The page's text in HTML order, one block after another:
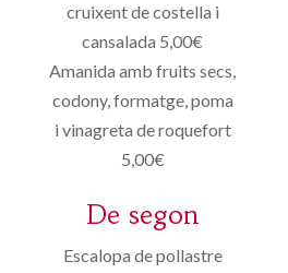
cruixent de costella i
cansalada 5,00€
Amanida amb fruits secs,
codony, formatge, poma
i vinagreta de roquefort
5,00€
De segon
Escalopa de pollastre